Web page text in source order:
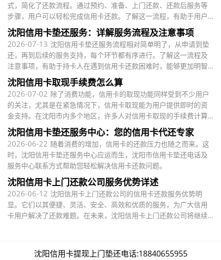
式，简化了还款流程。通过预约、准备、上门还款、还款后服务等
步骤，用户可以轻松完成信用卡还款。了解这一流程，有助于用户
更好地利用这一服务
沈阳信用卡垫还服务：详解服务流程及注意事项
2026-07-13 沈阳信用卡垫还服务流程相对简单明了，从申请到垫
还，再到后续的服务支持，每个环节都有序进行。了解这一流程及
注意事项，有助于持卡人在遇到信用卡还款困难时，能够更加明智
地选择合适的解决方案。
沈阳信用卡取现手续费怎么算
2026-07-02 除了消费功能，信用卡的取现功能同样受到不少用户
的关注，尤其是在紧急情况下，信用卡取现能为用户提供即时的资
金支持。在沈阳市内多个地区，许多人对信用卡取现的手续费计算
方式存在疑问。
沈阳信用卡垫还服务中心：您的信用卡代还专家
2026-06-22 随着消费的增加，信用卡的还款压力也随之而来。这
时，沈阳信用卡垫还服务中心应运而生，沈阳市信用卡垫还电话及
服务中心联系方式帮助您轻松解决信用卡还款问题。
沈阳信用卡上门还款公司服务优势详述
2026-06-12 沈阳信用卡上门还款公司的信用卡还款服务优势明
显。它们以其便捷、灵活、安全、高效和优质的服务，为广大信用
卡用户解决了还款难题。在未来，沈阳信用卡上门还款公司将继续
沈阳信用卡提现上门垫还电话:18840655955